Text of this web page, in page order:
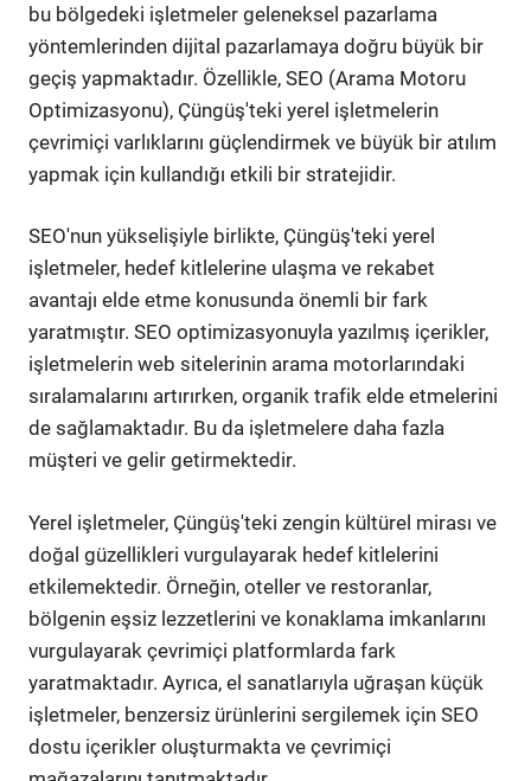
bu bölgedeki işletmeler geleneksel pazarlama
yöntemlerinden dijital pazarlamaya doğru büyük bir
geçiş yapmaktadır. Özellikle, SEO (Arama Motoru
Optimizasyonu), Çüngüş'teki yerel işletmelerin
çevrimiçi varlıklarını güçlendirmek ve büyük bir atılım
yapmak için kullandığı etkili bir stratejidir.
SEO'nun yükselişiyle birlikte, Çüngüş'teki yerel
işletmeler, hedef kitlelerine ulaşma ve rekabet
avantajı elde etme konusunda önemli bir fark
yaratmıştır. SEO optimizasyonuyla yazılmış içerikler,
işletmelerin web sitelerinin arama motorlarındaki
sıralamalarını artırırken, organik trafik elde etmelerini
de sağlamaktadır. Bu da işletmelere daha fazla
müşteri ve gelir getirmektedir.
Yerel işletmeler, Çüngüş'teki zengin kültürel mirası ve
doğal güzellikleri vurgulayarak hedef kitlelerini
etkilemektedir. Örneğin, oteller ve restoranlar,
bölgenin eşsiz lezzetlerini ve konaklama imkanlarını
vurgulayarak çevrimiçi platformlarda fark
yaratmaktadır. Ayrıca, el sanatlarıyla uğraşan küçük
işletmeler, benzersiz ürünlerini sergilemek için SEO
dostu içerikler oluşturmakta ve çevrimiçi